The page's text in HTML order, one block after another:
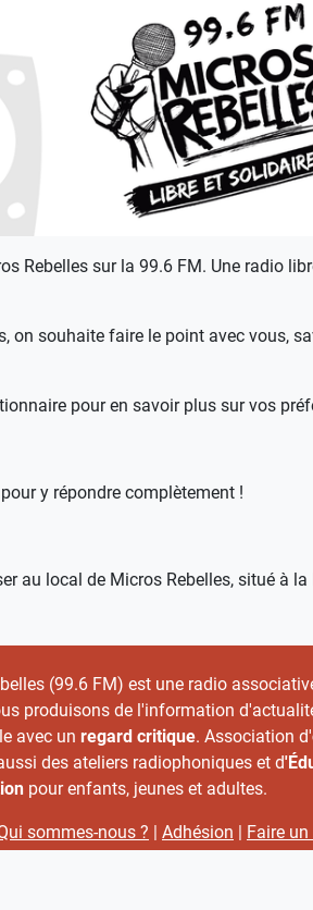
Rebelles sur la 99.6 FM. Une radio
on souhaite faire le point avec vous,
pour en savoir plus sur vos
y répondre complètement !
au local de Micros Rebelles, situé à
(99.6 FM) est une radio
produisons de l'information
avec un regard critique. Association d'
des ateliers radiophoniques et d
pour enfants, jeunes et adultes.
sommes-nous ? | Adhésion | Faire un